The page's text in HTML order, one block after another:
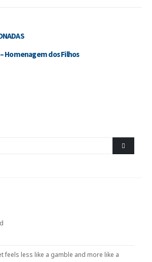
Homenagem dos Filhos
feels less like a gamble and more like a